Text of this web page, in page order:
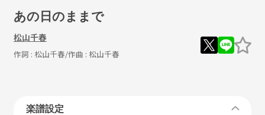
あの日のままで
松山千春
作詞 : 松山千春/作曲 : 松山千春
楽譜設定